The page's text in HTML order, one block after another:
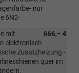
nur
6N2-
666,– 4
mit
elektronisch
Zusatzheizung -
quer im